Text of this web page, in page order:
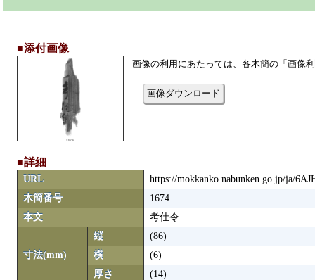
■添付画像
画像の利用にあたっては、各木簡の「画像
画像ダウンロード
■詳細
URL
https://mokkanko.nabunken.go.jp/ja/
木簡番号
1674
本文
考仕令
寸法(mm)
縦
(86)
横
(6)
厚さ
(14)